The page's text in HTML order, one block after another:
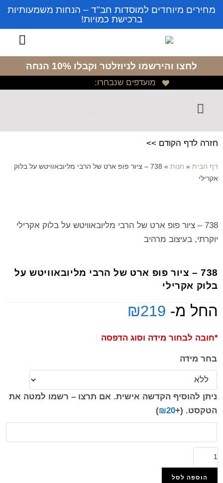
מחירים מיוחדים למוסדות חב"ד – הנחות משמעותיות
ברכישת כמויות!
לחצו והירשמו לניוזלטר וקבלו 10% הנחה
מועדפים שנבחרו:
חזרה לדף הקודם >>
דף הבית » חנות »
738 – ציור פופ ארט של הרבי מליובאוויטש על בלוק
אקרילי
738 – ציור פופ ארט של הרבי מליובאוויטש על בלוק אקרילי
יוקרתי, בעיצוב מרהיב
738 – ציור פופ ארט של הרבי מליובאוויטש על
בלוק אקרילי
החל מ- ₪219
*חובה לבחור מידה וסוג הדפסה
בחר מידה
ניתן להוסיף הקדשה אישית. אם תרצו – רשמו למטה את
הטקסט. (+
₪20
)
הוספה לסל